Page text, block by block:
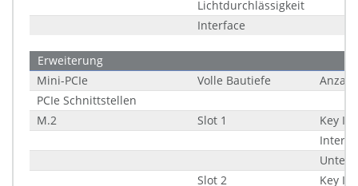
Lichtdurchlässigkeit
Interface
Erweiterung
Mini-PCIe
Volle Bautiefe
Anzahl
PCIe Schnittstellen
M.2
Slot 1
Key ID
Slot 2
Key ID